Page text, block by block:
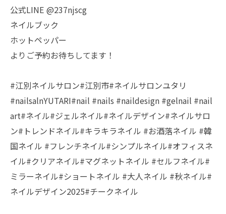
公式LINE @237njscg
ネイルブック
ホットペッパー
よりご予約お待ちしてます！
#江別ネイルサロン#江別市#ネイルサロンユタリ
#nailsalnYUTARI#nail #nails #naildesign #gelnail #nail
art#ネイル#ジェルネイル#ネイルデザイン#ネイルサロ
ン#トレンドネイル#キラキラネイル #お酒落ネイル #韓
国ネイル #フレンチネイル#シンプルネイル#オフィスネ
イル#クリアネイル#マグネットネイル #セルフネイル#
ミラーネイル#ショートネイル #大人ネイル #秋ネイル#
ネイルデザイン2025#チークネイル